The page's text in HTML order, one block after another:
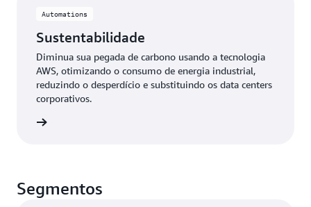
Automations
Sustentabilidade
Diminua sua pegada de carbono usando a tecnologia
AWS, otimizando o consumo de energia industrial,
reduzindo o desperdício e substituindo os data centers
corporativos.
Segmentos